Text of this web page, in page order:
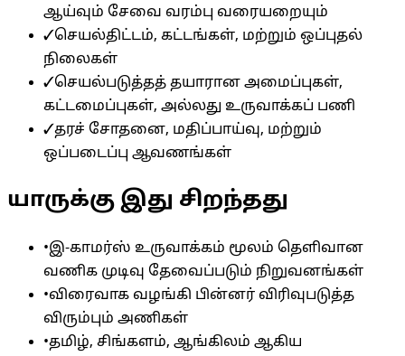
ஆய்வும் சேவை வரம்பு வரையறையும்
✓செயல்திட்டம், கட்டங்கள், மற்றும் ஒப்புதல்
நிலைகள்
✓செயல்படுத்தத் தயாரான அமைப்புகள்,
கட்டமைப்புகள், அல்லது உருவாக்கப் பணி
✓தரச் சோதனை, மதிப்பாய்வு, மற்றும்
ஒப்படைப்பு ஆவணங்கள்
யாருக்கு இது சிறந்தது
•இ-காமர்ஸ் உருவாக்கம் மூலம் தெளிவான
வணிக முடிவு தேவைப்படும் நிறுவனங்கள்
•விரைவாக வழங்கி பின்னர் விரிவுபடுத்த
விரும்பும் அணிகள்
•தமிழ், சிங்களம், ஆங்கிலம் ஆகிய